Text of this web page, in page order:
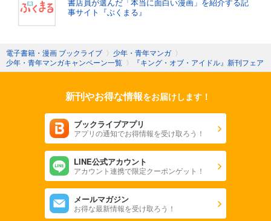
事サイト『ぶくまる』
電子書籍・漫画 ブックライブ 〉 少年・青年マンガ 〉
少年・青年マンガキャンペーン一覧 〉 『キング・オブ・アイドル』新刊フェア
新刊やお得な情報をお届けします！
ブックライブアプリ
アプリの通知でお得情報を受け取ろう！
LINE公式アカウント
アカウント連携で限定クーポンゲット！
メールマガジン
お得な最新情報を受け取ろう！